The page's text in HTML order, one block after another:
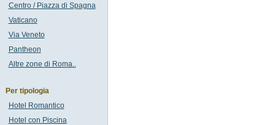
Centro / Piazza di Spagna
Vaticano
Via Veneto
Pantheon
Altre zone di Roma..
Per tipologia
Hotel Romantico
Hotel con Piscina